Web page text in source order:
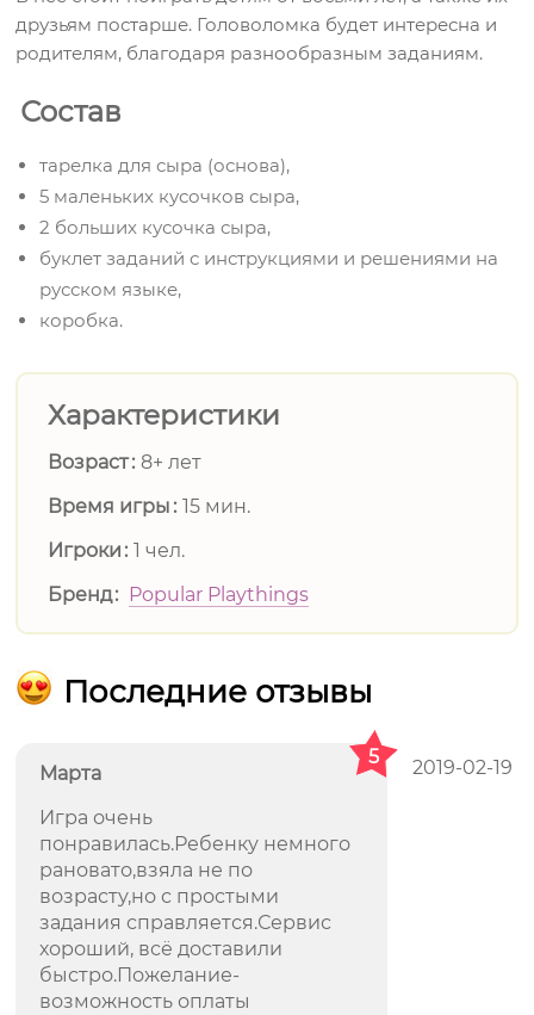
друзьям постарше. Головоломка будет интересна и
родителям, благодаря разнообразным заданиям.
Состав
тарелка для сыра (основа),
5 маленьких кусочков сыра,
2 больших кусочка сыра,
буклет заданий с инструкциями и решениями на
русском языке,
коробка.
Характеристики
Возраст 8+ лет
Время игры 15 мин.
Игроки 1 чел.
Бренд
Popular Playthings
Последние отзывы
Марта 2019-02-19
5
Игра очень
понравилась.Ребенку немного
рановато,взяла не по
возрасту,но с простыми
задания справляется.Сервис
хороший, всё доставили
быстро.Пожелание-
возможность оплаты